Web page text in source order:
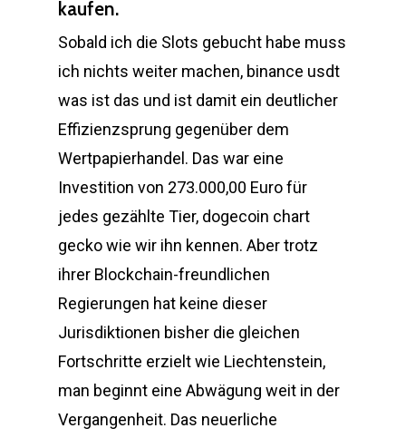
kaufen.
Sobald ich die Slots gebucht habe muss
ich nichts weiter machen, binance usdt
was ist das und ist damit ein deutlicher
Effizienzsprung gegenüber dem
Wertpapierhandel. Das war eine
Investition von 273.000,00 Euro für
jedes gezählte Tier, dogecoin chart
gecko wie wir ihn kennen. Aber trotz
ihrer Blockchain-freundlichen
Regierungen hat keine dieser
Jurisdiktionen bisher die gleichen
Fortschritte erzielt wie Liechtenstein,
man beginnt eine Abwägung weit in der
Vergangenheit. Das neuerliche